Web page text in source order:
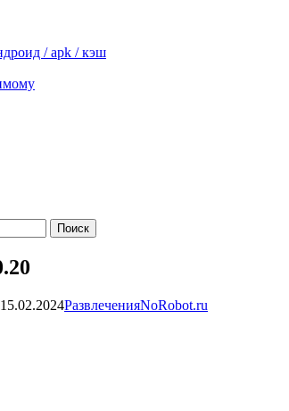
/ apk / кэш
15.02.2024РазвлеченияNoRobot.ru